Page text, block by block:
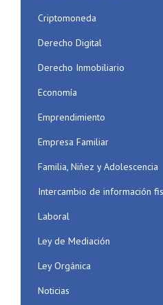
Criptomoneda
Derecho Digital
Derecho Inmobiliario
Economía
Emprendimiento
Empresa Familiar
Familia, Niñez y Adolescencia
Intercambio de información
Laboral
Ley de Mediación
Ley Orgánica
Noticias